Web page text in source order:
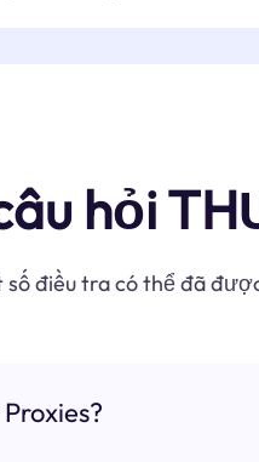
hỏi
số điều tra có thể đã